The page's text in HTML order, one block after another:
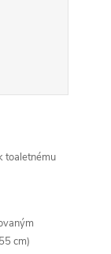
toaletnému
cm)